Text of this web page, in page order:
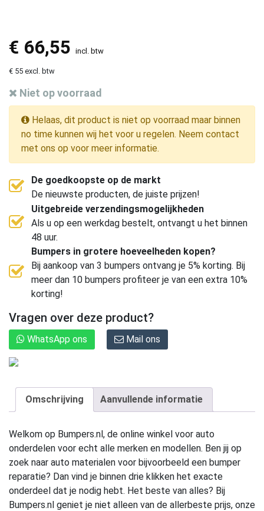
€ 66,55 incl. btw
€ 55 excl. btw
Niet op voorraad
Helaas, dit product is niet op voorraad maar binnen
no time kunnen wij het voor u regelen. Neem contact
met ons op voor meer informatie.
De goedkoopste op de markt
De nieuwste producten, de juiste prijzen!
Uitgebreide verzendingsmogelijkheden
Als u op een werkdag bestelt, ontvangt u het binnen
48 uur.
Bumpers in grotere hoeveelheden kopen?
Bij aankoop van 3 bumpers ontvang je 5% korting. Bij
meer dan 10 bumpers profiteer je van een extra 10%
korting!
Vragen over deze product?
WhatsApp ons Mail ons
Omschrijving Aanvullende informatie
Welkom op Bumpers.nl, de online winkel voor auto
onderdelen voor echt alle merken en modellen. Ben jij op
zoek naar auto materialen voor bijvoorbeeld een bumper
reparatie? Dan vind je binnen drie klikken het exacte
onderdeel dat je nodig hebt. Het beste van alles? Bij
Bumpers.nl geniet je niet alleen van de allerbeste prijs, onze